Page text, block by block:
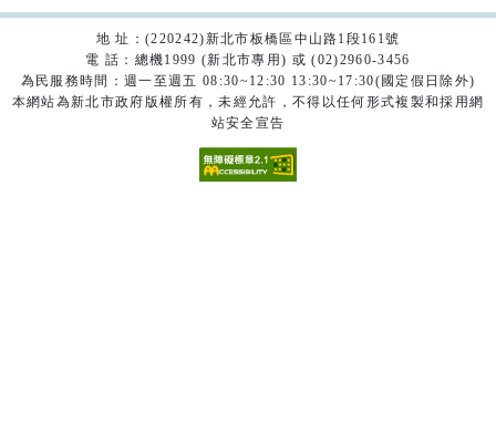
地 址：(220242)新北市板橋區中山路1段161號
電 話：總機1999 (新北市專用) 或 (02)2960-3456
為民服務時間：週一至週五 08:30~12:30 13:30~17:30(國定假日除外)
本網站為新北市政府版權所有，未經允許，不得以任何形式複製和採用網
站安全宣告